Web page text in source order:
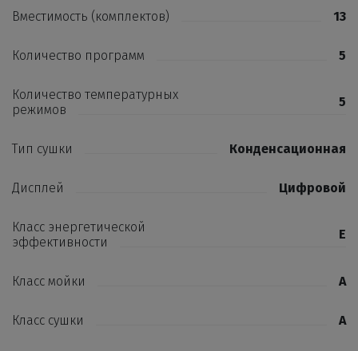
Вместимость (комплектов) 13
Количество программ 5
Количество температурных
режимов
5
Тип сушки Конденсационная
Дисплей Цифровой
Класс энергетической
эффективности
E
Класс мойки A
Класс сушки A